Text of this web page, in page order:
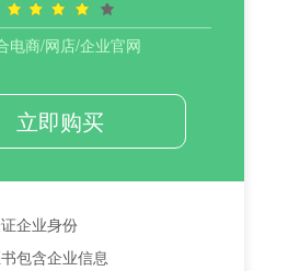
电商/网店/企业官网
立即购买
企业身份
包含企业信息